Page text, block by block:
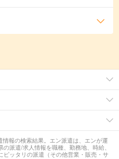
報の検索結果。エン派遣は、エンが運
派遣/求人情報を職種、勤務地、時給、
ッタリの派遣（その他営業・販売・サ